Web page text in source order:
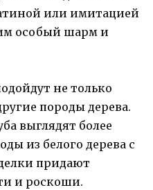
или имитацией
особый шарм и
не только
породы дерева.
выглядят более
из белого дерева с
придают
и роскоши.